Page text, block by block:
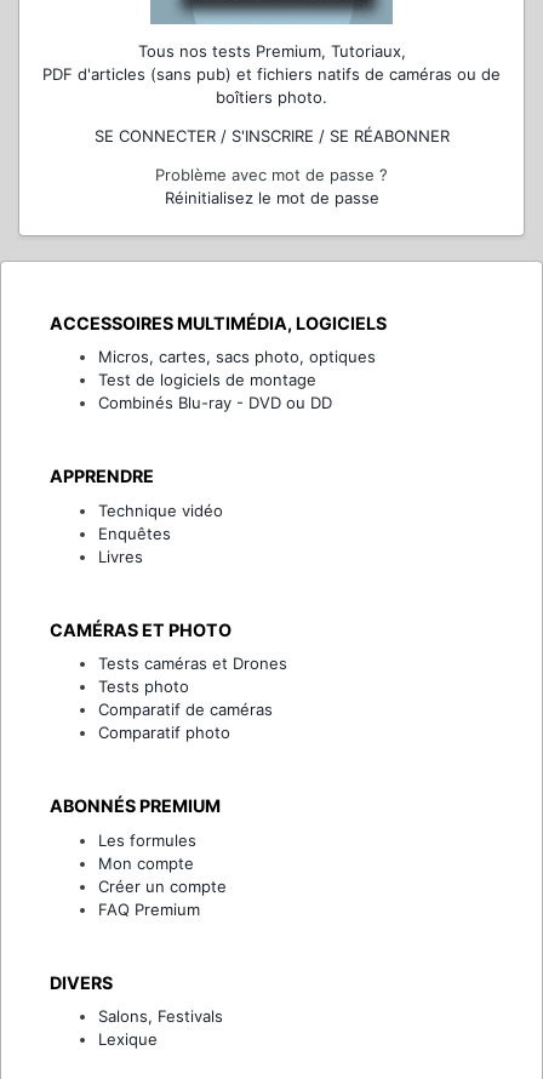
Tous nos tests Premium, Tutoriaux,
PDF d'articles (sans pub) et fichiers natifs de caméras ou de
boîtiers photo.
SE CONNECTER / S'INSCRIRE / SE RÉABONNER
Problème avec mot de passe ?
Réinitialisez le mot de passe
ACCESSOIRES MULTIMÉDIA, LOGICIELS
Micros, cartes, sacs photo, optiques
Test de logiciels de montage
Combinés Blu-ray - DVD ou DD
APPRENDRE
Technique vidéo
Enquêtes
Livres
CAMÉRAS ET PHOTO
Tests caméras et Drones
Tests photo
Comparatif de caméras
Comparatif photo
ABONNÉS PREMIUM
Les formules
Mon compte
Créer un compte
FAQ Premium
DIVERS
Salons, Festivals
Lexique